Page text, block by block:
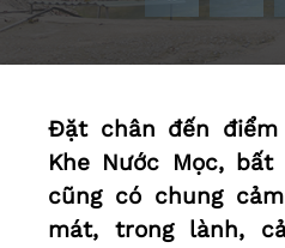
Đặt chân đến
Khe Nước Mọc,
cũng có chung
mát, trong lành,